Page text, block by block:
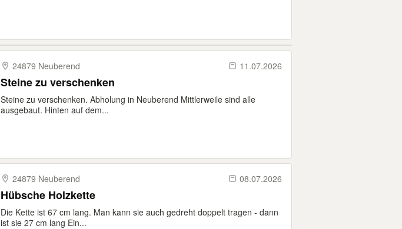
24879 Neuberend 11.07.2026
Steine zu verschenken
Steine zu verschenken. Abholung in Neuberend Mittlerweile sind alle
ausgebaut. Hinten auf dem...
24879 Neuberend 08.07.2026
Hübsche Holzkette
Die Kette ist 67 cm lang. Man kann sie auch gedreht doppelt tragen - dann
ist sie 27 cm lang Ein...